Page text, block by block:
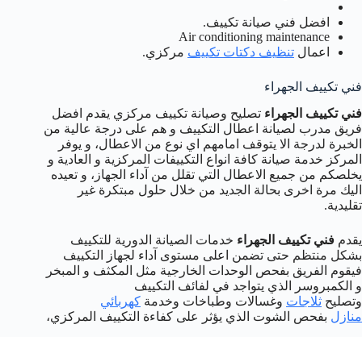
افضل فني صيانة تكييف.
Air conditioning maintenance
اعمال تنظيف دكتات تكييف مركزي.
فني تكييف الجهراء
فني تكييف الجهراء تصليح وصيانة تكييف مركزي يقدم افضل
فريق مدرب لصيانة اعطال التكييف و هم على درجة عالية من
الخبرة لدرجة الا يتوقف امامهم اي نوع من الاعطال، و يوفر
المركز خدمة صيانة كافة انواع التكييفات المركزية و العادية و
يخلصكم من جميع الاعطال التي تقلل من آداء الجهاز، و تعيده
اليك مرة اخرى بحالة الجديد من خلال حلول مبتكرة غير
تقليدية.
يقدم فني تكييف الجهراء خدمات الصيانة الدورية للتكييف
بشكل منتظم حتى تضمن اعلى مستوى آداء لجهاز التكييف
فيقوم الفريق بفحص الوحدات الخارجية مثل المكثف و المبخر
و الكمبروسر الذي يتواجد في لفائف التكييف
وتصليح ثلاجات وغسالات وطباخات وخدمة كهربائي
منازل بفحص الشوت الذي يؤثر على كفاءة التكييف المركزي،